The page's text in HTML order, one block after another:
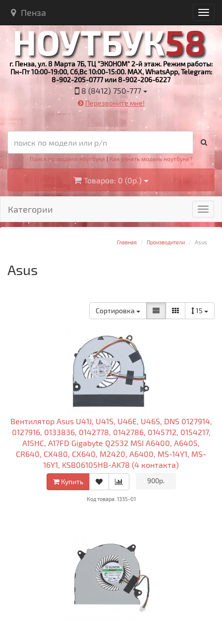
Пенза
г. Пенза, ул. 8 Марта 7Б, ТЦ "ЭКОНОМ" 2-й этаж. Режим работы:
Пн-Пт 10:00-19:00, Сб,Вс 10:00-15:00. MAX, WhatsApp, Telegram:
8-902-205-0777 или 8-902-206-6227
8 (8412) 750-777
Перезвоните мне!
Поиск по модели ноутбука | Как узнать модель ноутбука?
Товаров: 0 (0р.)
Категории
Главная Производители Asus
Asus
Сортировка 15
Вентилятор Asus U41J, U41S, U46E, U46S, DNS 0127914,
0127916, 0133836, 0142778, 0142786, 0145712, 0154217,
A15HC, A17FD Gigabyte Q2532 MSI A6400, A6405,
CR640, CX480, CX640, M2420, A6400, MS-14Y1, MS-
16Y1, KSB06105HB-AK78 (4 контакта)
Купить 900р.
Код товара: 1335-01